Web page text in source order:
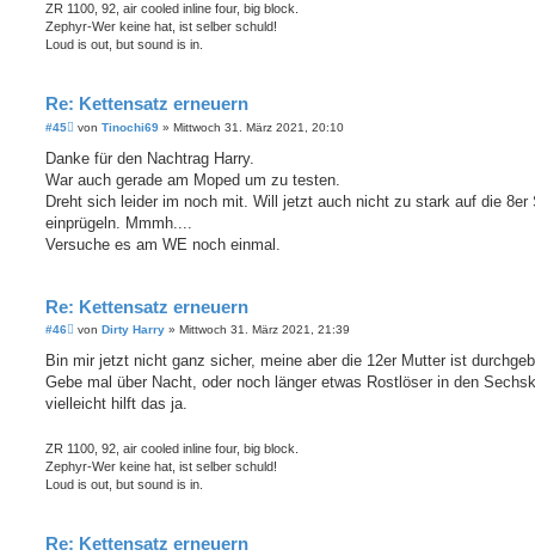
ZR 1100, 92, air cooled inline four, big block.
Zephyr-Wer keine hat, ist selber schuld!
Loud is out, but sound is in.
Re: Kettensatz erneuern
#45
B
i
a
von Tinochi69 » Mittwoch 31. März 2021, 20:10
Danke für den Nachtrag Harry.
War auch gerade am Moped um zu testen.
Dreht sich leider im noch mit. Will jetzt auch nicht zu stark auf die 8er
einprügeln. Mmmh....
Versuche es am WE noch einmal.
Re: Kettensatz erneuern
#46
B
i
r
a
von Dirty Harry » Mittwoch 31. März 2021, 21:39
Bin mir jetzt nicht ganz sicher, meine aber die 12er Mutter ist
Gebe mal über Nacht, oder noch länger etwas Rostlöser in den
vielleicht hilft das ja.
ZR 1100, 92, air cooled inline four, big block.
Zephyr-Wer keine hat, ist selber schuld!
Loud is out, but sound is in.
Re: Kettensatz erneuern